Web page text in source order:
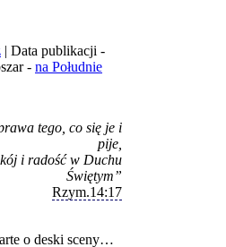
| Data publikacji -
- na Południe
tego, co się je i
pije,
i radość w Duchu
Świętym”
Rzym.14:17
o deski sceny…